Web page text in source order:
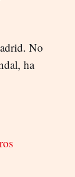
No
ha